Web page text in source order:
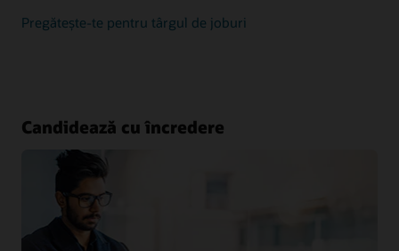
Pregătește-te pentru târgul de joburi
Candidează cu încredere